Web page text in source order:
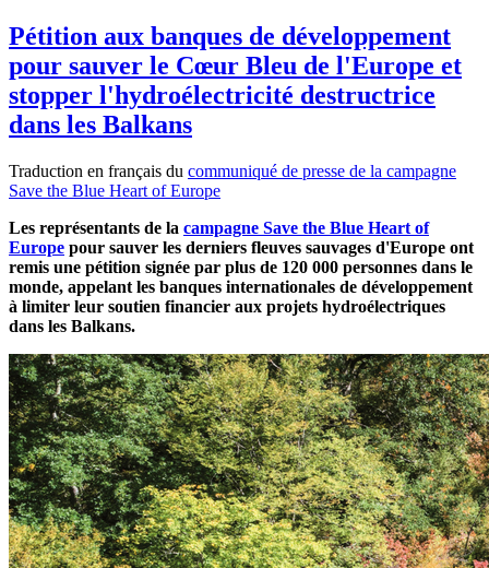
Pétition aux banques de développement
pour sauver le Cœur Bleu de l'Europe et
stopper l'hydroélectricité destructrice
dans les Balkans
Traduction en français du communiqué de presse de la campagne
Save the Blue Heart of Europe
Les représentants de la campagne Save the Blue Heart of
Europe pour sauver les derniers fleuves sauvages d'Europe ont
remis une pétition signée par plus de 120 000 personnes dans le
monde, appelant les banques internationales de développement
à limiter leur soutien financier aux projets hydroélectriques
dans les Balkans.